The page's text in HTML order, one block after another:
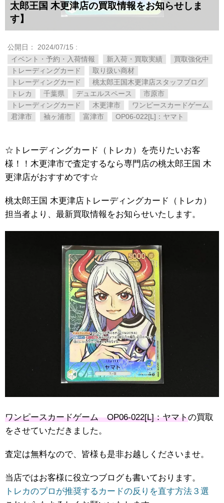
太郎王国 木更津店の買取情報をお知らせしま
す】
公開日： 2024/07/15 :
イベント・予約・入荷情報
新入荷・買取実績
買取強化中
トレーディングカード
取り扱い商材
トレーディングカード
桃太郎王国木更津店スタッフブログ
トレカ
千葉県 デュエルスペース
市原市
トレーディングカード
木更津市
ワンピースカードゲーム
君津市
袖ヶ浦市 富津市 OP06-022[L]：ヤマト
☆トレーディングカード（トレカ）を売りたいお客
様！！木更津市で査定するなら専門店の桃太郎王国 木
更津店がおすすめです☆
桃太郎王国 木更津店トレーディングカード（トレカ）
担当者より、最新買取情報をお知らせいたします。
ワンピースカードゲーム OP06-022[L]：ヤマトの買取
をさせていただきました。
査定は無料なので、皆様も是非お越しくださいませ。
当店ではお客様に役立つブログも書いております。
トレカのプロが推奨するカードの反りを直す方法３選